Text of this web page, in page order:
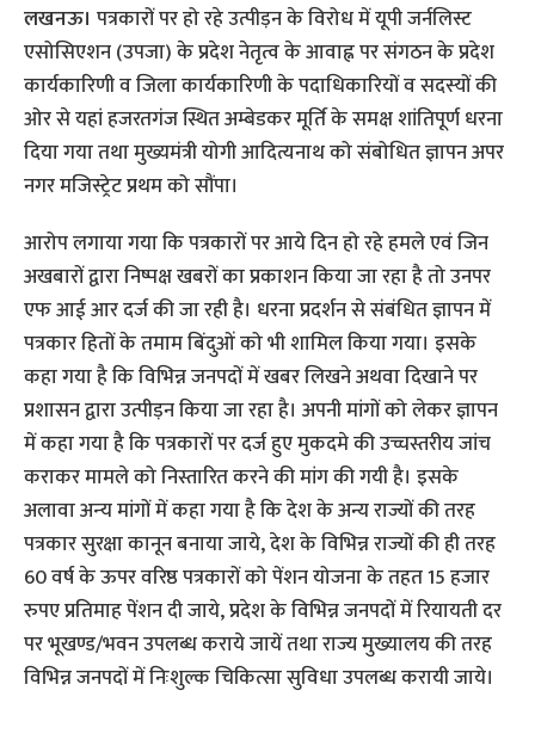
लखनऊ।पत्रकारों पर हो रहे उत्पीड़न के विरोध में यूपी जर्नलिस्ट
एसोसिएशन (उपजा) के प्रदेश नेतृत्व के आवाह्न पर संगठन के प्रदेश
कार्यकारिणी व जिला कार्यकारिणी के पदाधिकारियों व सदस्यों की
ओर से यहां हजरतगंज स्थित अम्बेडकर मूर्ति के समक्ष शांतिपूर्ण धरना
दिया गया तथा मुख्यमंत्री योगी आदित्यनाथ को संबोधित ज्ञापन अपर
नगर मजिस्ट्रेट प्रथम को सौंपा।
आरोप लगाया गया कि पत्रकारों पर आये दिन हो रहे हमले एवं जिन
अखबारों द्वारा निष्पक्ष खबरों का प्रकाशन किया जा रहा है तो उनपर
एफ आई आर दर्ज की जा रही है। धरना प्रदर्शन से संबंधित ज्ञापन में
पत्रकार हितों के तमाम बिंदुओं को भी शामिल किया गया। इसके
कहा गया है कि विभिन्न जनपदों में खबर लिखने अथवा दिखाने पर
प्रशासन द्वारा उत्पीड़न किया जा रहा है। अपनी मांगों को लेकर ज्ञापन
में कहा गया है कि पत्रकारों पर दर्ज हुए मुकदमे की उच्चस्तरीय जांच
कराकर मामले को निस्तारित करने की मांग की गयी है। इसके
अलावा अन्‍य मांगों में कहा गया है कि देश के अन्य राज्यों की तरह
पत्रकार सुरक्षा कानून बनाया जाये, देश के विभिन्न राज्यों की ही तरह
60 वर्ष के ऊपर वरिष्ठ पत्रकारों को पेंशन योजना के तहत 15 हजार
रुपए प्रतिमाह पेंशन दी जाये, प्रदेश के विभिन्न जनपदों में रियायती दर
पर भूखण्ड/भवन उपलब्ध कराये जायें तथा राज्य मुख्यालय की तरह
विभिन्न जनपदों में निःशुल्क चिकित्सा सुविधा उपलब्ध करायी जाये।